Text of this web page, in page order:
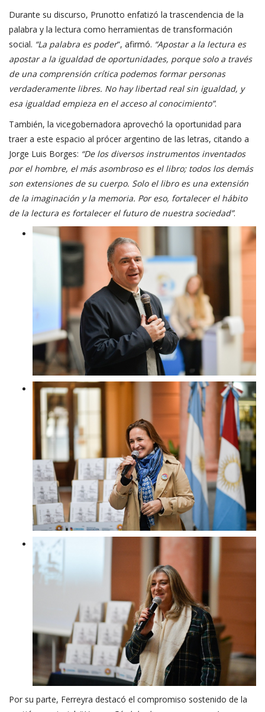
Durante su discurso, Prunotto enfatizó la trascendencia de la
palabra y la lectura como herramientas de transformación
social. “La palabra es poder“, afirmó. “Apostar a la lectura es
apostar a la igualdad de oportunidades, porque solo a través
de una comprensión crítica podemos formar personas
verdaderamente libres. No hay libertad real sin igualdad, y
esa igualdad empieza en el acceso al conocimiento”.
También, la vicegobernadora aprovechó la oportunidad para
traer a este espacio al prócer argentino de las letras, citando a
Jorge Luis Borges: “De los diversos instrumentos inventados
por el hombre, el más asombroso es el libro; todos los demás
son extensiones de su cuerpo. Solo el libro es una extensión
de la imaginación y la memoria. Por eso, fortalecer el hábito
de la lectura es fortalecer el futuro de nuestra sociedad”.
Por su parte, Ferreyra destacó el compromiso sostenido de la